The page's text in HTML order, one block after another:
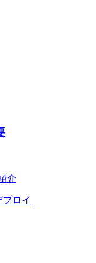
介
プロイ